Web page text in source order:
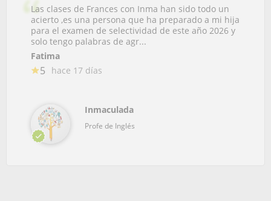
Las clases de Frances con Inma han sido todo un
acierto ,es una persona que ha preparado a mi hija
para el examen de selectividad de este año 2026 y
solo tengo palabras de agr...
Fatima
5 hace 17 días
Inmaculada
Profe de Inglés